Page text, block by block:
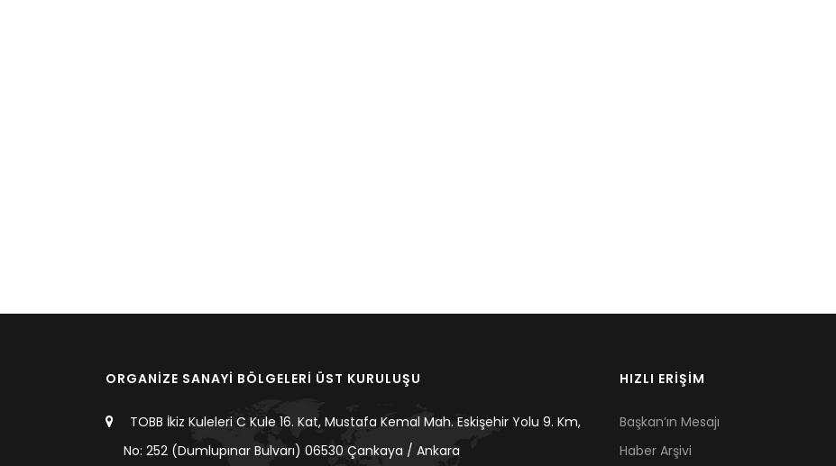
ORGANİZE SANAYİ BÖLGELERİ ÜST KURULUŞU
TOBB İkiz Kuleleri C Kule 16. Kat, Mustafa Kemal Mah. Eskişehir Yolu 9. Km,
No: 252 (Dumlupınar Bulvarı) 06530 Çankaya / Ankara
HIZLI ERİŞİM
Başkan’ın Mesajı
Haber Arşivi